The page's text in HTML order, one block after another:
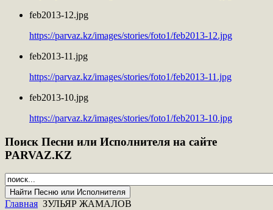
feb2013-12.jpg
https://parvaz.kz/images/stories/foto1/feb2013-12.jpg
feb2013-11.jpg
https://parvaz.kz/images/stories/foto1/feb2013-11.jpg
feb2013-10.jpg
https://parvaz.kz/images/stories/foto1/feb2013-10.jpg
Поиск Песни или Исполнителя на сайте
PARVAZ.KZ
Главная ЗУЛЬЯР ЖАМАЛОВ